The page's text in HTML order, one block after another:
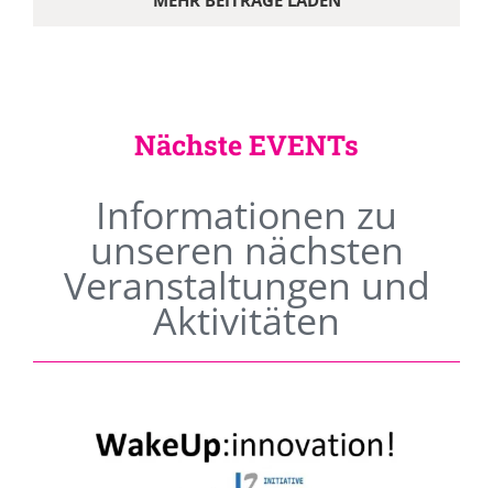
Nächste EVENTs
Informationen zu
unseren nächsten
Veranstaltungen und
Aktivitäten